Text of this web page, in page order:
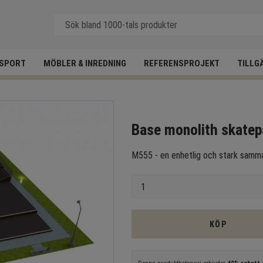
SPORT MÖBLER & INREDNING REFERENSPROJEKT
Base monolith
M555 - en enhetlig och stark
KÖP